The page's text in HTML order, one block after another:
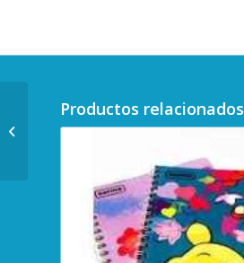
Productos relacionados
Lápiz Bicolor